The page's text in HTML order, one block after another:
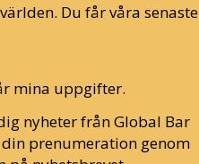
Du får våra senaste
mina uppgifter.
nyheter från Global Bar
prenumeration genom